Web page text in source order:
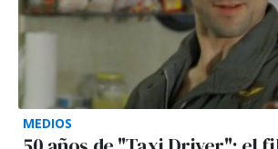
MEDIOS